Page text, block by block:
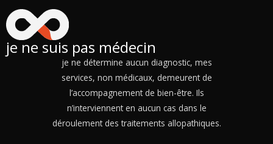
je ne suis pas médecin
je ne détermine aucun diagnostic, mes
services, non médicaux, demeurent de
l’accompagnement de bien-être. Ils
n’interviennent en aucun cas dans le
déroulement des traitements allopathiques.